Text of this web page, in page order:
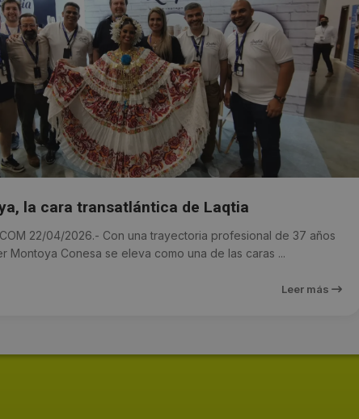
la cara transatlántica de Laqtia
22/04/2026.- Con una trayectoria profesional de 37 años
Montoya Conesa se eleva como una de las caras ...
Leer más